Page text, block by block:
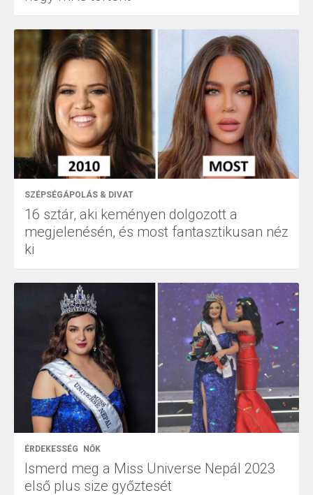
SZÉPSÉGÁPOLÁS & DIVAT
16 sztár, aki keményen dolgozott a
megjelenésén, és most fantasztikusan néz
ki
ÉRDEKESSÉG NŐK
Ismerd meg a Miss Universe Nepál 2023
első plus size győztesét